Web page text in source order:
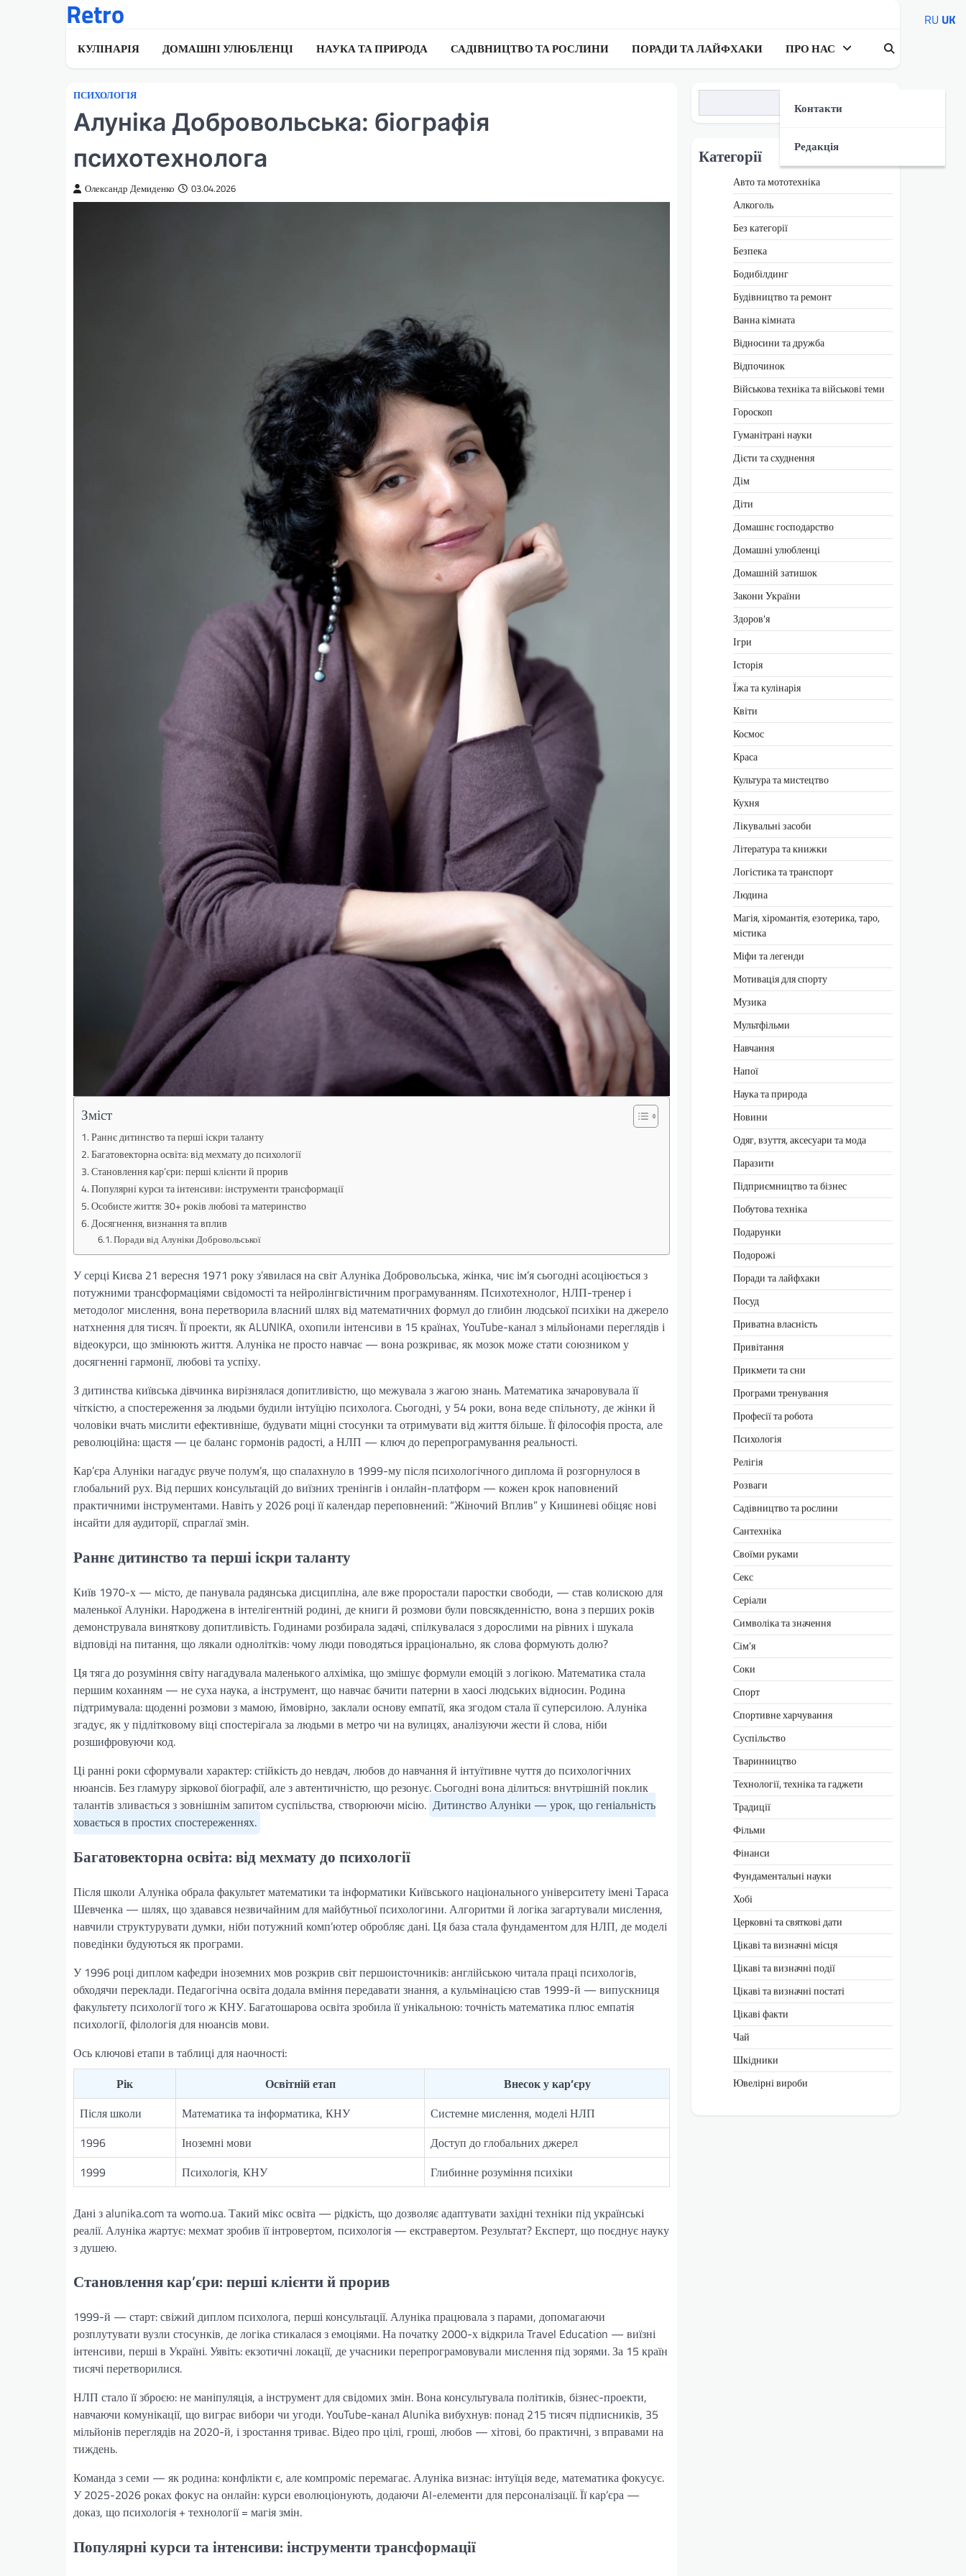
Retro
КУЛІНАРІЯ ДОМАШНІ УЛЮБЛЕНЦІ НАУКА ТА ПРИРОДА САДІВНИЦТВО ТА РОСЛИНИ ПОРАДИ ТА ЛАЙФХАКИ ПРО НАС
Контакти
Редакція
ПСИХОЛОГІЯ
Алуніка Добровольська: біографія
психотехнолога
Олександр Демиденко 03.04.2026
Зміст
Раннє дитинство та перші іскри таланту
Багатовекторна освіта: від мехмату до психології
Становлення кар’єри: перші клієнти й прорив
Популярні курси та інтенсиви: інструменти трансформації
Особисте життя: 30+ років любові та материнство
Досягнення, визнання та вплив
Поради від Алуніки Добровольської
У серці Києва 21 вересня 1971 року з’явилася на світ Алуніка Добровольська, жінка, чиє ім’я сьогодні асоціюється з
потужними трансформаціями свідомості та нейролінгвістичним програмуванням. Психотехнолог, НЛП-тренер і
методолог мислення, вона перетворила власний шлях від математичних формул до глибин людської психіки на джерело
натхнення для тисяч. Її проекти, як ALUNIKA, охопили інтенсиви в 15 країнах, YouTube-канал з мільйонами переглядів і
відеокурси, що змінюють життя. Алуніка не просто навчає — вона розкриває, як мозок може стати союзником у
досягненні гармонії, любові та успіху.
З дитинства київська дівчинка вирізнялася допитливістю, що межувала з жагою знань. Математика зачаровувала її
чіткістю, а спостереження за людьми будили інтуїцію психолога. Сьогодні, у 54 роки, вона веде спільноту, де жінки й
чоловіки вчать мислити ефективніше, будувати міцні стосунки та отримувати від життя більше. Її філософія проста, але
революційна: щастя — це баланс гормонів радості, а НЛП — ключ до перепрограмування реальності.
Кар’єра Алуніки нагадує рвуче полум’я, що спалахнуло в 1999-му після психологічного диплома й розгорнулося в
глобальний рух. Від перших консультацій до виїзних тренінгів і онлайн-платформ — кожен крок наповнений
практичними інструментами. Навіть у 2026 році її календар переповнений: “Жіночий Вплив” у Кишиневі обіцяє нові
інсайти для аудиторії, спраглаї змін.
Раннє дитинство та перші іскри таланту
Київ 1970-х — місто, де панувала радянська дисципліна, але вже проростали паростки свободи, — став колискою для
маленької Алуніки. Народжена в інтелігентній родині, де книги й розмови були повсякденністю, вона з перших років
демонструвала виняткову допитливість. Годинами розбирала задачі, спілкувалася з дорослими на рівних і шукала
відповіді на питання, що лякали однолітків: чому люди поводяться ірраціонально, як слова формують долю?
Ця тяга до розуміння світу нагадувала маленького алхіміка, що змішує формули емоцій з логікою. Математика стала
першим коханням — не суха наука, а інструмент, що навчає бачити патерни в хаосі людських відносин. Родина
підтримувала: щоденні розмови з мамою, ймовірно, заклали основу емпатії, яка згодом стала її суперсилою. Алуніка
згадує, як у підлітковому віці спостерігала за людьми в метро чи на вулицях, аналізуючи жести й слова, ніби
розшифровуючи код.
Ці ранні роки сформували характер: стійкість до невдач, любов до навчання й інтуїтивне чуття до психологічних
нюансів. Без гламуру зіркової біографії, але з автентичністю, що резонує. Сьогодні вона ділиться: внутрішній поклик
талантів зливається з зовнішнім запитом суспільства, створюючи місію. Дитинство Алуніки — урок, що геніальність
ховається в простих спостереженнях.
Багатовекторна освіта: від мехмату до психології
Після школи Алуніка обрала факультет математики та інформатики Київського національного університету імені Тараса
Шевченка — шлях, що здавався незвичайним для майбутньої психологини. Алгоритми й логіка загартували мислення,
навчили структурувати думки, ніби потужний комп’ютер обробляє дані. Ця база стала фундаментом для НЛП, де моделі
поведінки будуються як програми.
У 1996 році диплом кафедри іноземних мов розкрив світ першоисточників: англійською читала праці психологів,
обходячи переклади. Педагогічна освіта додала вміння передавати знання, а кульмінацією став 1999-й — випускниця
факультету психології того ж КНУ. Багатошарова освіта зробила її унікальною: точність математика плюс емпатія
психології, філологія для нюансів мови.
Ось ключові етапи в таблиці для наочності:
Рік
Освітній етап
Внесок у кар’єру
Після школи
Математика та інформатика, КНУ
Системне мислення, моделі НЛП
1996
Іноземні мови
Доступ до глобальних джерел
1999
Психологія, КНУ Глибинне розуміння психіки
Дані з alunika.com та womo.ua. Такий мікс освіта — рідкість, що дозволяє адаптувати західні техніки під українські
реалії. Алуніка жартує: мехмат зробив її інтровертом, психологія — екстравертом. Результат? Експерт, що поєднує науку
з душею.
Становлення кар’єри: перші клієнти й прорив
1999-й — старт: свіжий диплом психолога, перші консультації. Алуніка працювала з парами, допомагаючи
розплутувати вузли стосунків, де логіка стикалася з емоціями. На початку 2000-х відкрила Travel Education — виїзні
інтенсиви, перші в Україні. Уявіть: екзотичні локації, де учасники перепрограмовували мислення під зорями. За 15 країн
тисячі перетворилися.
НЛП стало її зброєю: не маніпуляція, а інструмент для свідомих змін. Вона консультувала політиків, бізнес-проекти,
навчаючи комунікації, що виграє вибори чи угоди. YouTube-канал Alunika вибухнув: понад 215 тисяч підписників, 35
мільйонів переглядів на 2020-й, і зростання триває. Відео про цілі, гроші, любов — хітові, бо практичні, з вправами на
тиждень.
Команда з семи — як родина: конфлікти є, але компроміс перемагає. Алуніка визнає: інтуїція веде, математика фокусує.
У 2025-2026 роках фокус на онлайн: курси еволюціонують, додаючи AI-елементи для персоналізації. Її кар’єра —
доказ, що психологія + технології = магія змін.
Популярні курси та інтенсиви: інструменти трансформації
Категорії
Авто та мототехніка
Алкоголь
Без категорії
Безпека
Бодибілдинг
Будівництво та ремонт
Ванна кімната
Відносини та дружба
Відпочинок
Військова техніка та військові теми
Гороскоп
Гуманітрані науки
Дієти та схуднення
Дім
Діти
Домашнє господарство
Домашні улюбленці
Домашній затишок
Закони України
Здоров'я
Ігри
Історія
Їжа та кулінарія
Квіти
Космос
Краса
Культура та мистецтво
Кухня
Лікувальні засоби
Література та книжки
Логістика та транспорт
Людина
Магія, хіромантія, езотерика, таро,
містика
Міфи та легенди
Мотивація для спорту
Музика
Мультфільми
Навчання
Напої
Наука та природа
Новини
Одяг, взуття, аксесуари та мода
Паразити
Підприємництво та бізнес
Побутова техніка
Подарунки
Подорожі
Поради та лайфхаки
Посуд
Приватна власність
Привітання
Прикмети та сни
Програми тренування
Професії та робота
Психологія
Релігія
Розваги
Садівництво та рослини
Сантехніка
Своїми руками
Секс
Серіали
Символіка та значення
Сім’я
Соки
Спорт
Спортивне харчування
Суспільство
Тваринництво
Технології, техніка та гаджети
Традиції
Фільми
Фінанси
Фундаментальні науки
Хобі
Церковні та святкові дати
Цікаві та визначні місця
Цікаві та визначні події
Цікаві та визначні постаті
Цікаві факти
Чай
Шкідники
Ювелірні вироби
RU UK